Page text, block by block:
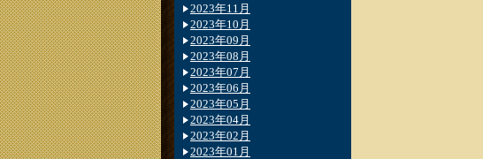
2023年11月
2023年10月
2023年09月
2023年08月
2023年07月
2023年06月
2023年05月
2023年04月
2023年02月
2023年01月